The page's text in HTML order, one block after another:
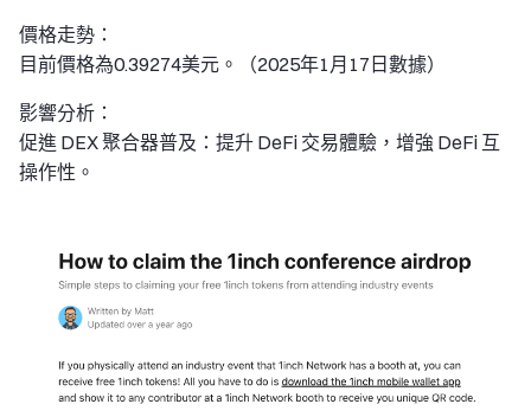
價格走勢：
目前價格為0.39274美元。（2025年1月17日數據）
影響分析：
促進 DEX 聚合器普及：提升 DeFi 交易體驗，增強 DeFi 互
操作性。